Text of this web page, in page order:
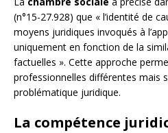
(n°15-27.928) que « l’identité de
moyens juridiques invoqués à
uniquement en fonction de la
factuelles ». Cette approche
professionnelles différentes mais
problématique juridique.
La compétence